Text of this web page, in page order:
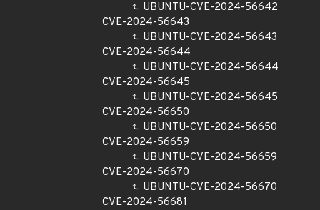
UBUNTU-CVE-2024-56642
CVE-2024-56643
UBUNTU-CVE-2024-56643
CVE-2024-56644
UBUNTU-CVE-2024-56644
CVE-2024-56645
UBUNTU-CVE-2024-56645
CVE-2024-56650
UBUNTU-CVE-2024-56650
CVE-2024-56659
UBUNTU-CVE-2024-56659
CVE-2024-56670
UBUNTU-CVE-2024-56670
CVE-2024-56681